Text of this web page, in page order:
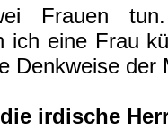
Frauen
ich eine Frau
Denkweise der
irdische